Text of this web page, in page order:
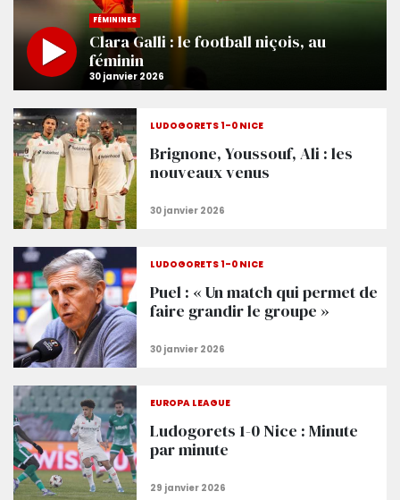
FÉMININES
Clara Galli : le football niçois, au
féminin
LUDOGORETS 1-0 NICE
Brignone, Youssouf, Ali : les
nouveaux venus
LUDOGORETS 1-0 NICE
Puel : « Un match qui permet de
faire grandir le groupe »
EUROPA LEAGUE
Ludogorets 1-0 Nice : Minute
par minute